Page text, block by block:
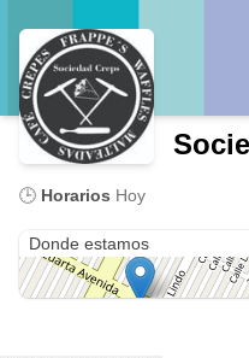
🕒 Horarios Hoy
Donde estamos